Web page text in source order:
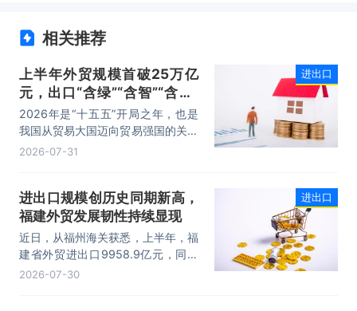
相关推荐
上半年外贸规模首破25万亿
元，出口“含绿”“含智”“含新”
量稳步攀升
2026年是“十五五”开局之年，也是
我国从贸易大国迈向贸易强国的关键
时期。上半年，我国进出口规模历史
品为代表的高附加值产品出口占比显
著提升，成为外贸提质增效的核心引
擎，为加快建设贸易强国注入了强劲
动力。
2026-07-31
进出口
进出口规模创历史同期新高，
福建外贸发展韧性持续显现
近日，从福州海关获悉，上半年，福
建省外贸进出口9958.9亿元，同比
增长8.2%。其中，出口5740.1亿
2026-07-30
进出口